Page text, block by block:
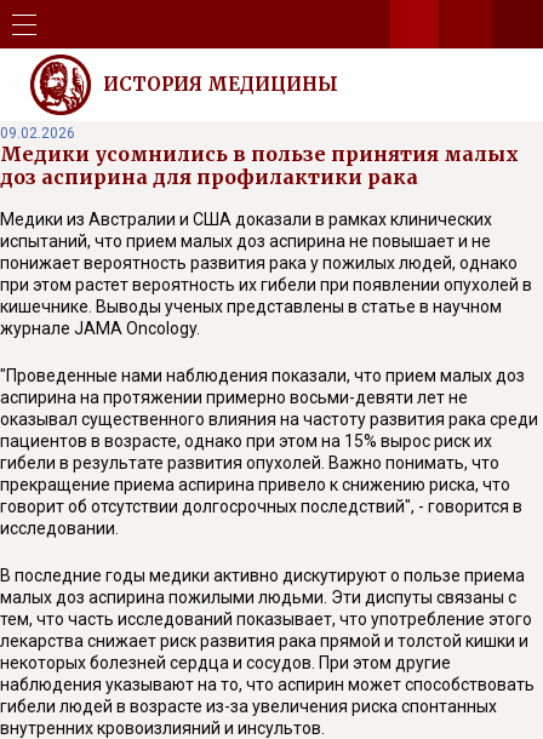
ИСТОРИЯ МЕДИЦИНЫ
09.02.2026
Медики усомнились в пользе принятия малых
доз аспирина для профилактики рака
Медики из Австралии и США доказали в рамках клинических
испытаний, что прием малых доз аспирина не повышает и не
понижает вероятность развития рака у пожилых людей, однако
при этом растет вероятность их гибели при появлении опухолей в
кишечнике. Выводы ученых представлены в статье в научном
журнале JAMA Oncology.
"Проведенные нами наблюдения показали, что прием малых доз
аспирина на протяжении примерно восьми-девяти лет не
оказывал существенного влияния на частоту развития рака среди
пациентов в возрасте, однако при этом на 15% вырос риск их
гибели в результате развития опухолей. Важно понимать, что
прекращение приема аспирина привело к снижению риска, что
говорит об отсутствии долгосрочных последствий", - говорится в
исследовании.
В последние годы медики активно дискутируют о пользе приема
малых доз аспирина пожилыми людьми. Эти диспуты связаны с
тем, что часть исследований показывает, что употребление этого
лекарства снижает риск развития рака прямой и толстой кишки и
некоторых болезней сердца и сосудов. При этом другие
наблюдения указывают на то, что аспирин может способствовать
гибели людей в возрасте из-за увеличения риска спонтанных
внутренних кровоизлияний и инсультов.